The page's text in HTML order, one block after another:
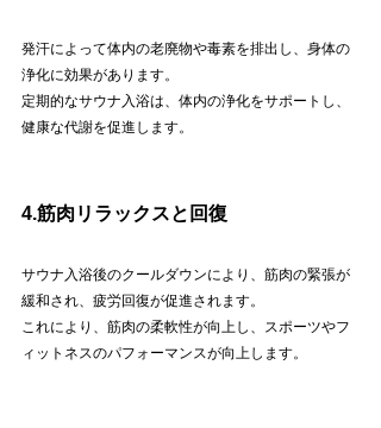
発汗によって体内の老廃物や毒素を排出し、身体の
浄化に効果があります。
定期的なサウナ入浴は、体内の浄化をサポートし、
健康な代謝を促進します。
4.筋肉リラックスと回復
サウナ入浴後のクールダウンにより、筋肉の緊張が
緩和され、疲労回復が促進されます。
これにより、筋肉の柔軟性が向上し、スポーツやフ
ィットネスのパフォーマンスが向上します。